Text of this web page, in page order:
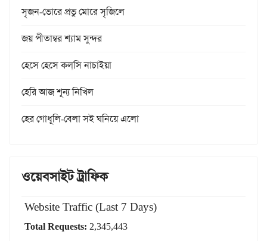
সৃজন-ভোরে প্রভু মোরে সৃজিলে
জয় পীতাম্বর শ্যাম সুন্দর
হেসে হেসে কল্‌সি নাচাইয়া
হেরি আজ শূন্য নিখিল
হের গোধূলি-বেলা সই ঘনিয়ে এলো
ওয়েবসাইট ট্রাফিক
Website Traffic (Last 7 Days)
Total Requests: 2,345,443